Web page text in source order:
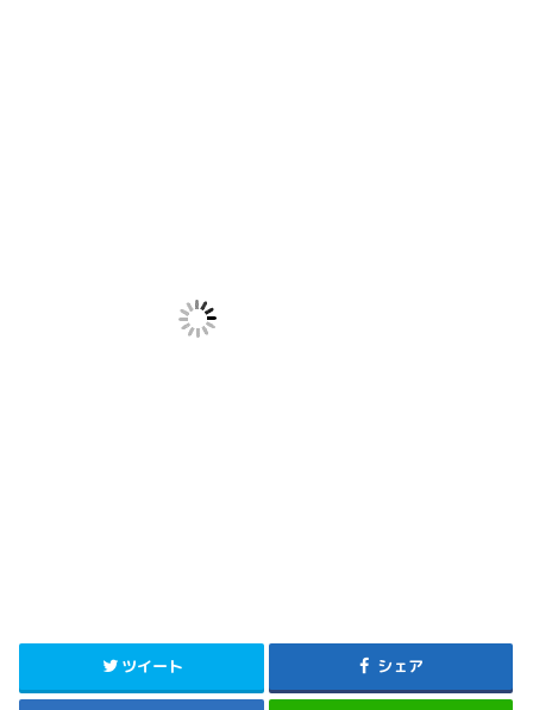
ツイート シェア